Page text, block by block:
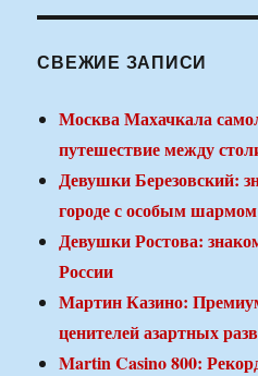
СВЕЖИЕ ЗАПИСИ
Москва Махачкала
путешествие между
Девушки Березовский:
городе с особым шармом
Девушки Ростова:
России
Мартин Казино:
ценителей азартных
Martin Casino 800: